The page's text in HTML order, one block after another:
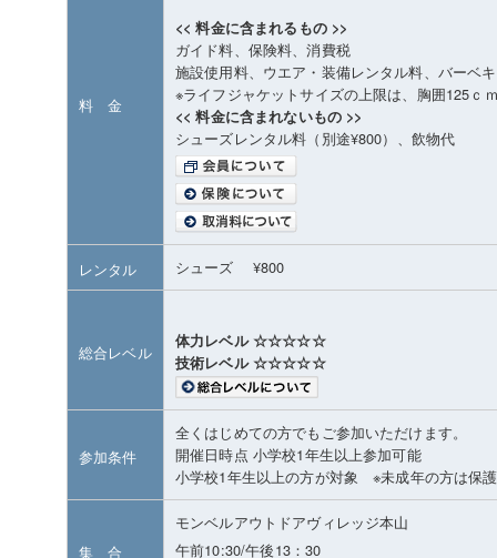
料 金
<< 料金に含まれるもの >>
ガイド料、保険料、消費税
施設使用料、ウエア・装備レンタル料、バーベ
※ライフジャケットサイズの上限は、胸囲125ｃ
<< 料金に含まれないもの >>
シューズレンタル料（別途¥800）、飲物代
レンタル シューズ ¥800
総合レベル
体力レベル ☆☆☆☆☆
技術レベル ☆☆☆☆☆
参加条件
全くはじめての方でもご参加いただけます。
開催日時点 小学校1年生以上参加可能
小学校1年生以上の方が対象 ※未成年の方は保
集 合
モンベルアウトドアヴィレッジ本山
午前10:30/午後13：30